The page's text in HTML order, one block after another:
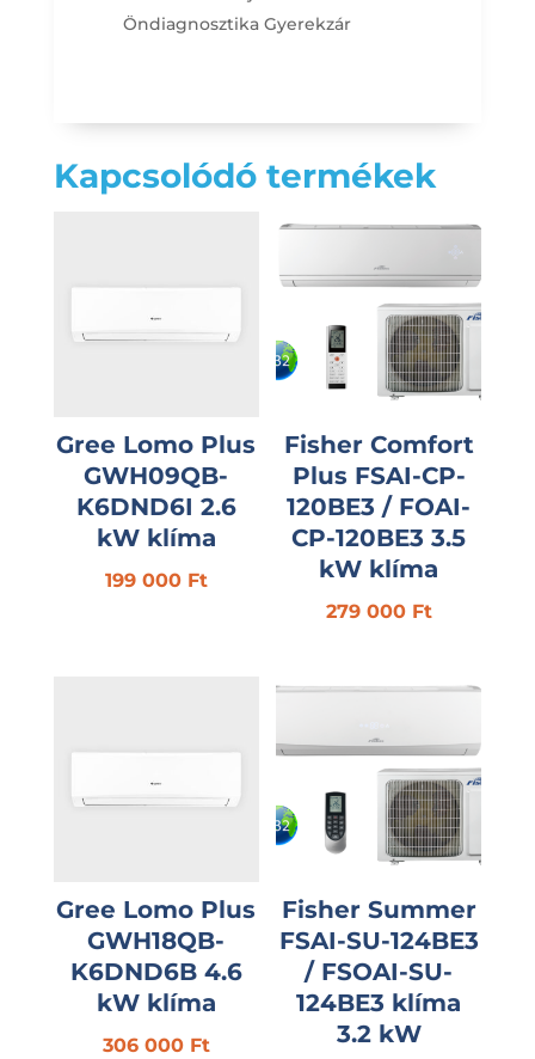
Öndiagnosztika Gyerekzár
Kapcsolódó termékek
Gree Lomo Plus
GWH09QB-
K6DND6I 2.6
kW klíma
199 000 Ft
Fisher Comfort
Plus FSAI-CP-
120BE3 / FOAI-
CP-120BE3 3.5
kW klíma
279 000 Ft
Gree Lomo Plus
GWH18QB-
K6DND6B 4.6
kW klíma
306 000 Ft
Fisher Summer
FSAI-SU-124BE3
/ FSOAI-SU-
124BE3 klíma
3.2 kW